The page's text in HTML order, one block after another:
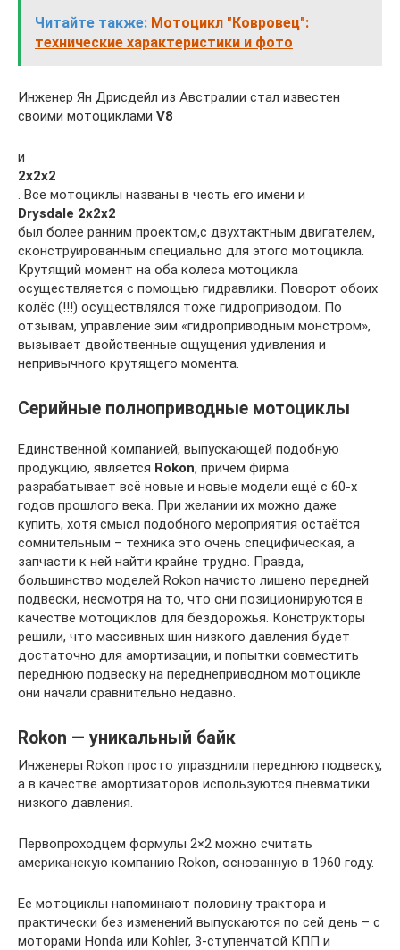
Читайте также: Мотоцикл "Ковровец":
технические характеристики и фото
Инженер Ян Дрисдейл из Австралии стал известен
своими мотоциклами V8
и
2x2x2
. Все мотоциклы названы в честь его имени и
Drysdale 2x2x2
был более ранним проектом,с двухтактным двигателем,
сконструированным специально для этого мотоцикла.
Крутящий момент на оба колеса мотоцикла
осуществляется с помощью гидравлики. Поворот обоих
колёс (!!!) осуществлялся тоже гидроприводом. По
отзывам, управление эим «гидроприводным монстром»,
вызывает двойственные ощущения удивления и
непривычного крутящего момента.
Серийные полноприводные мотоциклы
Единственной компанией, выпускающей подобную
продукцию, является Rokon, причём фирма
разрабатывает всё новые и новые модели ещё с 60-х
годов прошлого века. При желании их можно даже
купить, хотя смысл подобного мероприятия остаётся
сомнительным – техника это очень специфическая, а
запчасти к ней найти крайне трудно. Правда,
большинство моделей Rokon начисто лишено передней
подвески, несмотря на то, что они позиционируются в
качестве мотоциклов для бездорожья. Конструкторы
решили, что массивных шин низкого давления будет
достаточно для амортизации, и попытки совместить
переднюю подвеску на переднеприводном мотоцикле
они начали сравнительно недавно.
Rokon — уникальный байк
Инженеры Rokon просто упразднили переднюю подвеску,
а в качестве амортизаторов используются пневматики
низкого давления.
Первопроходцем формулы 2×2 можно считать
американскую компанию Rokon, основанную в 1960 году.
Ее мотоциклы напоминают половину трактора и
практически без изменений выпускаются по сей день – с
моторами Honda или Kohler, 3-ступенчатой КПП и